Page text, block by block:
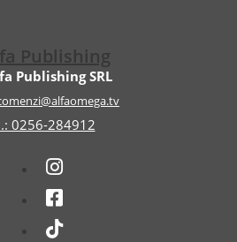
Publishing SRL
0256-284912